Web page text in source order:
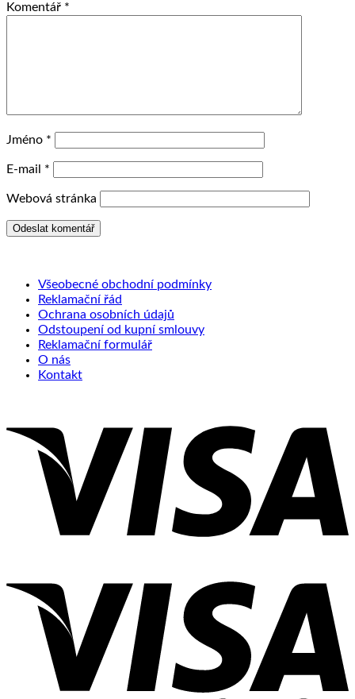
Komentář *
Jméno *
E-mail *
Webová stránka
Všeobecné obchodní podmínky
Reklamační řád
Ochrana osobních údajů
Odstoupení od kupní smlouvy
Reklamační formulář
O nás
Kontakt